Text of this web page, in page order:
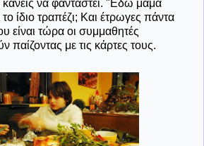
να φανταστεί. "Εδώ μαμά
ίδιο τραπέζι; Και έτρωγες πάντα
είναι τώρα οι συμμαθητές
παίζοντας με τις κάρτες τους.